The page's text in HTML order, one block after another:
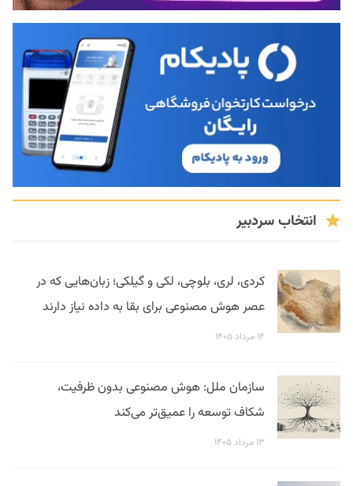
انتخاب سردبیر
کردی، لری، بلوچی، لکی و گیلکی؛ زبان‌هایی که در
عصر هوش مصنوعی برای بقا به داده نیاز دارند
۱۴ مرداد ۱۴۰۵
سازمان ملل: هوش مصنوعی بدون ظرفیت،
شکاف توسعه را عمیق‌تر می‌کند
۱۳ مرداد ۱۴۰۵